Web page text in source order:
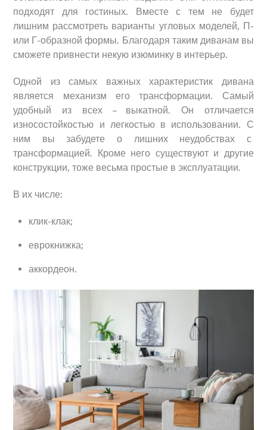
подходят для гостиных. Вместе с тем не будет
лишним рассмотреть варианты угловых моделей, П-
или Г-образной формы. Благодаря таким диванам вы
сможете привнести некую изюминку в интерьер.
Одной из самых важных характеристик дивана
является механизм его трансформации. Самый
удобный из всех – выкатной. Он отличается
износостойкостью и легкостью в использовании. С
ним вы забудете о лишних неудобствах с
трансформацией. Кроме него существуют и другие
конструкции, тоже весьма простые в эксплуатации.
В их числе:
клик-клак;
еврокнижка;
аккордеон.